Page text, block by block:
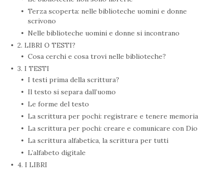
Terza scoperta: nelle biblioteche uomini e donne
scrivono
Nelle biblioteche uomini e donne si incontrano
2. LIBRI O TESTI?
Cosa cerchi e cosa trovi nelle biblioteche?
3. I TESTI
I testi prima della scrittura?
Il testo si separa dall’uomo
Le forme del testo
La scrittura per pochi: registrare e tenere memoria
La scrittura per pochi: creare e comunicare con Dio
La scrittura alfabetica, la scrittura per tutti
L’alfabeto digitale
4. I LIBRI